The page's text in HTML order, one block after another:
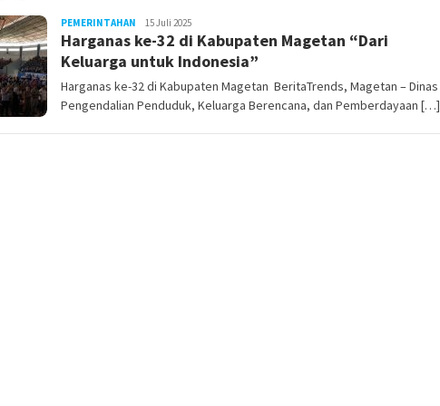
PEMERINTAHAN LilikAbdi
15 Juli 2025
Harganas ke-32 di Kabupaten Magetan “Dari
Keluarga untuk Indonesia”
Harganas ke-32 di Kabupaten Magetan BeritaTrends, Magetan – Dinas
Pengendalian Penduduk, Keluarga Berencana, dan Pemberdayaan […]